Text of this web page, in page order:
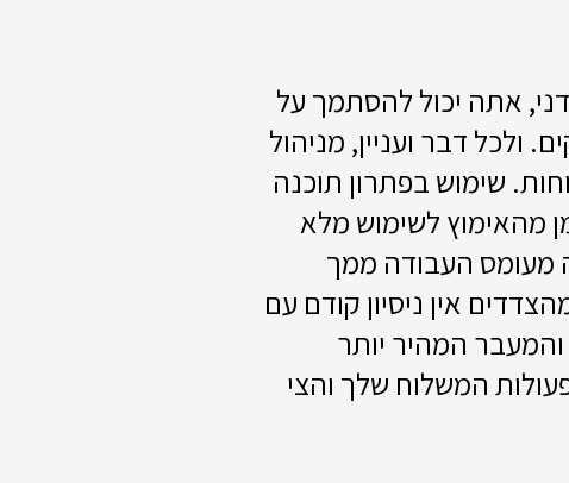
אתה יכול להסתמך על
ולכל דבר ועניין, מניהול
שימוש בפתרון תוכנה
מהאימוץ לשימוש מלא
מעומס העבודה ממך
אין ניסיון קודם עם
המהיר יותר
המשלוח שלך והצי